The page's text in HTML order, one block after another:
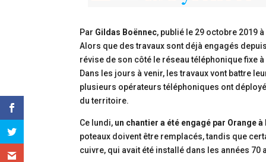
Par Gildas Boënnec, publié le 29 octobre 2019 à
Alors que des travaux sont déjà engagés
révise de son côté le réseau téléphonique fixe
Dans les jours à venir, les travaux vont battre
plusieurs opérateurs téléphoniques ont
du territoire.
Ce lundi, un chantier a été engagé par Orange
poteaux doivent être remplacés, tandis que
cuivre, qui avait été installé dans les années 70